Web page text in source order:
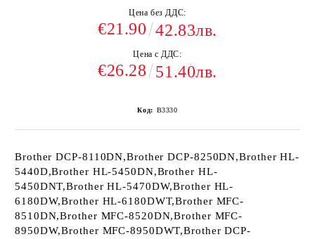
Цена без ДДС:
€21.90 42.83лв.
Цена с ДДС:
€26.28 51.40лв.
Код: B3330
Brother DCP-8110DN,Brother DCP-8250DN,Brother HL-
5440D,Brother HL-5450DN,Brother HL-
5450DNT,Brother HL-5470DW,Brother HL-
6180DW,Brother HL-6180DWT,Brother MFC-
8510DN,Brother MFC-8520DN,Brother MFC-
8950DW,Brother MFC-8950DWT,Brother DCP-